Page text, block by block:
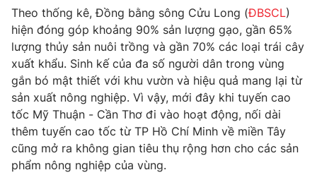
Thị trường
Góc doanh nghiệp
Truyền hình
Phim VTV
Hậu trường
Nhân vật
Khán giả
Giải sao mai
Giải trí
Điện ảnh
Âm nhạc
Sao
Đời sống
Du lịch
Làm đẹp
Giáo dục
Theo thống kê, Đồng bằng sông Cửu Long (ĐBSCL)
hiện đóng góp khoảng 90% sản lượng gạo, gần 65%
lượng thủy sản nuôi trồng và gần 70% các loại trái cây
xuất khẩu. Sinh kế của đa số người dân trong vùng
gắn bó mật thiết với khu vườn và hiệu quả mang lại từ
sản xuất nông nghiệp. Vì vậy, mới đây khi tuyến cao
tốc Mỹ Thuận - Cần Thơ đi vào hoạt động, nối dài
thêm tuyến cao tốc từ TP Hồ Chí Minh về miền Tây
cũng mở ra không gian tiêu thụ rộng hơn cho các sản
phẩm nông nghiệp của vùng.